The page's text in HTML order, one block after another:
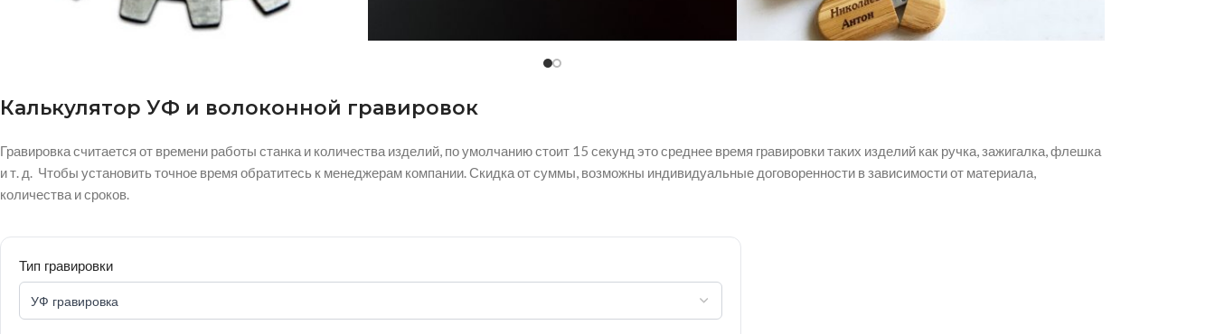
Калькулятор УФ и волоконной гравировок
Гравировка считается от времени работы станка и количества изделий, по умолчанию стоит 15 секунд это среднее время гравировки таких изделий как ручка, зажигалка, флешка
и т. д. Чтобы установить точное время обратитесь к менеджерам компании. Скидка от суммы, возможны индивидуальные договоренности в зависимости от материала,
количества и сроков.
Тип гравировки